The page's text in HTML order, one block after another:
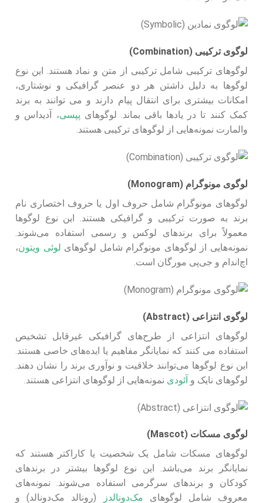
لوگوی ترکیبی (Combination)
لوگوهای ترکیبی شامل ترکیبی از متن و نماد هستند. این نوع
لوگوها به دلیل داشتن هر دو عنصر گرافیکی و نوشتاری،
امکانات بیشتری برای انتقال پیام دارند و می‌ توانند به برند
کمک کنند تا در یادها باقی بماند. لوگوهای پپسی، آدیداس و
والمارت نمونه‌هایی از لوگوهای ترکیبی هستند.
لوگوی مونوگرام (Monogram)
لوگوهای مونوگرام شامل حروف اول یا حروف اختصاری نام
برند به صورت ترکیبی و گرافیکی هستند. این نوع لوگوها
معمولاً برای برندهای لوکس و رسمی استفاده می‌شوند.
نمونه‌هایی از لوگوهای مونوگرام شامل لوگوهای لوئی ویتون،
اچ‌اند‌ام و جی‌پی مورگان است.
لوگوی انتزاعی (Abstract)
لوگوهای انتزاعی از طرح‌های گرافیکی غیرقابل تشخیص
استفاده می‌ کنند که نمایانگر مفاهیم یا ایده‌های خاصی هستند.
این نوع لوگوها می‌توانند خلاقیت و نوآوری برند را نشان دهند.
لوگوهای نایک و آئودی نمونه‌هایی از لوگوهای انتزاعی هستند.
لوگوی مسکات (Mascot)
لوگوهای مسکات شامل یک شخصیت یا کاراکتر هستند که
نمایانگر برند می‌باشد. این نوع لوگوها بیشتر در برندهای
کودکان و برندهای سرگرمی استفاده می‌شوند. نمونه‌های
معروف شامل لوگوهای مک‌دونالدز
(رونالد مک‌دونالد) و